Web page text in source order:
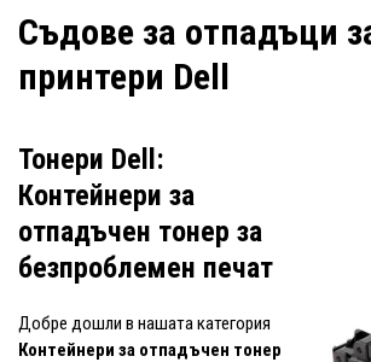
Съдове за отпадъци
принтери Dell
Тонери Dell:
Контейнери за
отпадъчен тонер за
безпроблемен печат
Добре дошли в нашата категория
Контейнери за отпадъчен тонер